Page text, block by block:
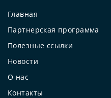
Главная
Партнерская программа
Полезные ссылки
Новости
О нас
Контакты